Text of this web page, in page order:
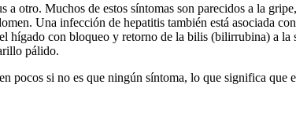
otro. Muchos de estos síntomas son parecidos a la
Una infección de hepatitis también está asociada
hígado con bloqueo y retorno de la bilis (bilirrubina) a la
pálido.
pocos si no es que ningún síntoma, lo que significa que